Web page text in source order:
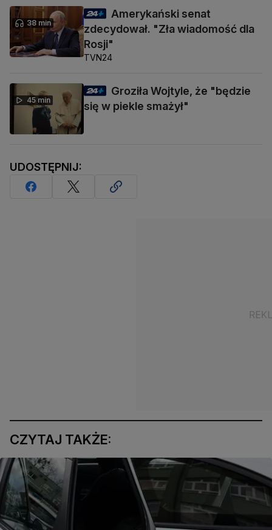
38 min
Amerykański senat
zdecydował. "Zła wiadomość dla
Rosji"
TVN24
45 min
Groziła Wojtyle, że "będzie
się w piekle smażył"
UDOSTĘPNIJ:
CZYTAJ TAKŻE: